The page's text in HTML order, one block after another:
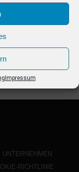
Impressum
UNTERNEHMEN
RICHTLINIE